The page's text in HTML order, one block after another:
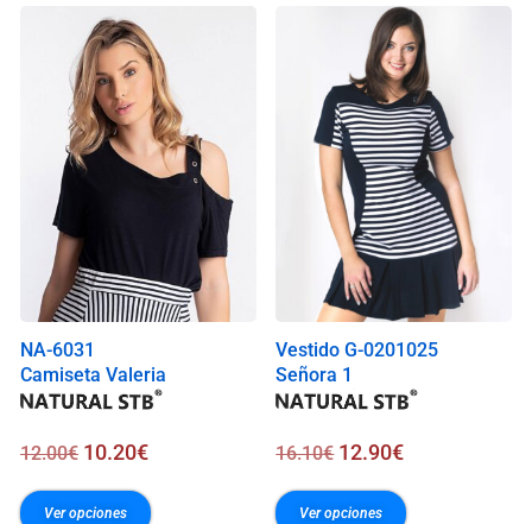
NA-6031
Camiseta Valeria
12.00€ 10.20€
Ver opciones
Vestido G-0201025
Señora 1
16.10€ 12.90€
Ver opciones